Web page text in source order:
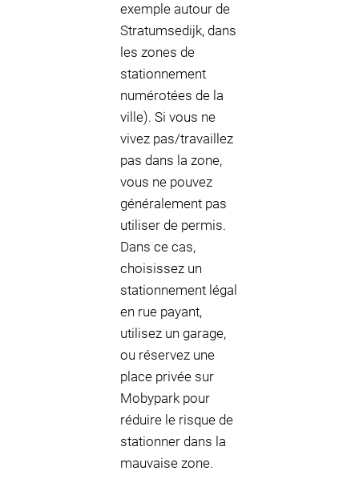
exemple autour de
Stratumsedijk, dans
les zones de
stationnement
numérotées de la
ville). Si vous ne
vivez pas/travaillez
pas dans la zone,
vous ne pouvez
généralement pas
utiliser de permis.
Dans ce cas,
choisissez un
stationnement légal
en rue payant,
utilisez un garage,
ou réservez une
place privée sur
Mobypark pour
réduire le risque de
stationner dans la
mauvaise zone.